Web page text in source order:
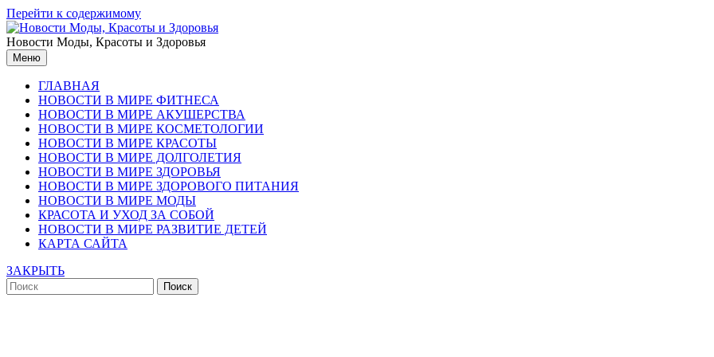
Перейти к содержимому
Новости Моды, Красоты и Здоровья
Меню
ГЛАВНАЯ
НОВОСТИ В МИРЕ ФИТНЕСА
НОВОСТИ В МИРЕ АКУШЕРСТВА
НОВОСТИ В МИРЕ КОСМЕТОЛОГИИ
НОВОСТИ В МИРЕ КРАСОТЫ
НОВОСТИ В МИРЕ ДОЛГОЛЕТИЯ
НОВОСТИ В МИРЕ ЗДОРОВЬЯ
НОВОСТИ В МИРЕ ЗДОРОВОГО ПИТАНИЯ
НОВОСТИ В МИРЕ МОДЫ
КРАСОТА И УХОД ЗА СОБОЙ
НОВОСТИ В МИРЕ РАЗВИТИЕ ДЕТЕЙ
КАРТА САЙТА
ЗАКРЫТЬ